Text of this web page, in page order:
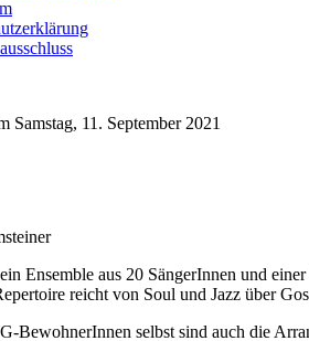
11. September 2021
Ensemble aus 20 SängerInnen und
reicht von Soul und Jazz über
BewohnerInnen selbst sind auch die